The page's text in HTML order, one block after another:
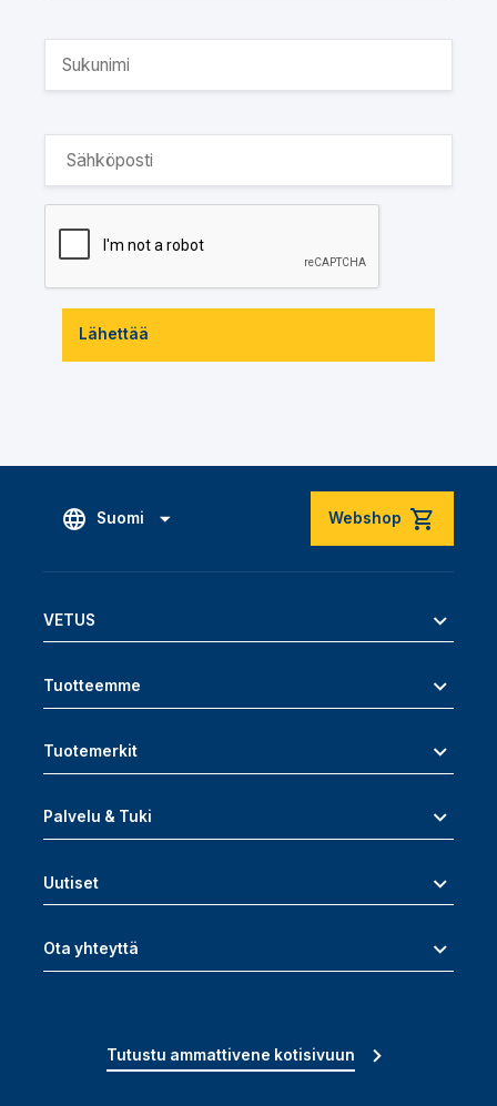
Lähettää
Suomi Webshop
VETUS
Tuotteemme
Tuotemerkit
Palvelu & Tuki
Uutiset
Ota yhteyttä
Tutustu ammattivene kotisivuun